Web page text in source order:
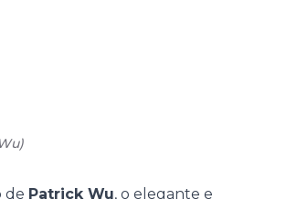
)
de Patrick Wu, o elegante e